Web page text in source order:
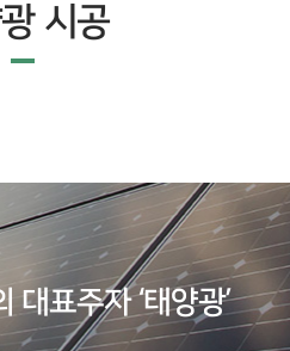
시공
대표주자 ‘태양광’